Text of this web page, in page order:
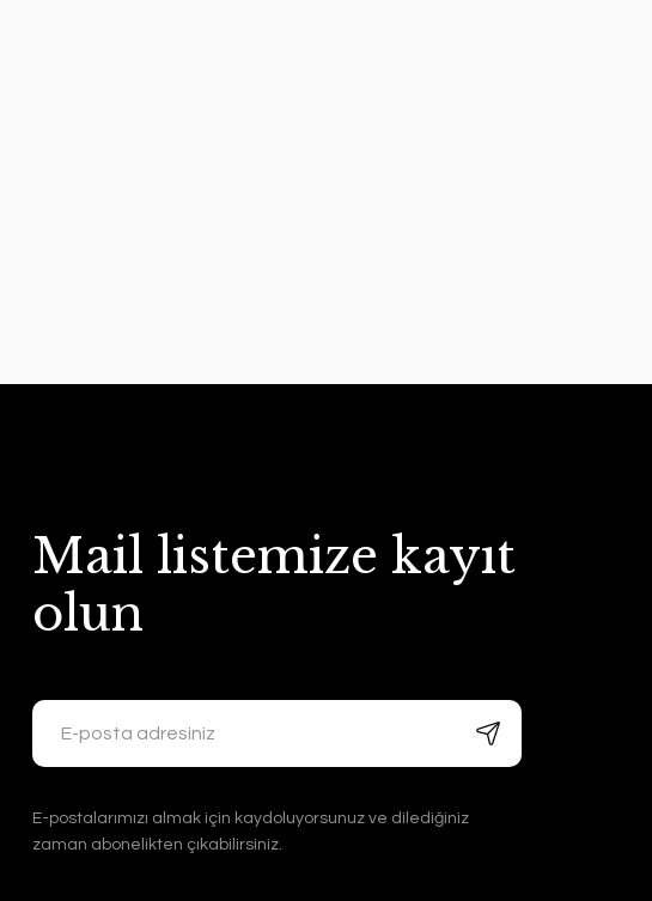
Mail listemize kayıt
olun
E-postalarımızı almak için kaydoluyorsunuz ve dilediğiniz
zaman abonelikten çıkabilirsiniz.